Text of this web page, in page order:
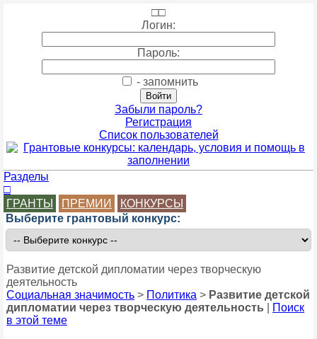
□□
Логин:
Пароль:
- запомнить
Забыли пароль?
Регистрация
Список пользователей
Разделы
□
ГРАНТЫ
ПРЕМИИ
КОНКУРСЫ
Выберите грантовый конкурс:
Развитие детской дипломатии через творческую
деятельность
Социальная значимость > Политика > Развитие детской
дипломатии через творческую деятельность
Поиск
в этой теме